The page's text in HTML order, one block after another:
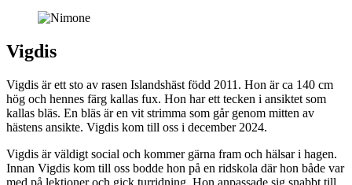
Vigdis
Vigdis är ett sto av rasen Islandshäst född 2011. Hon är ca 140 cm
hög och hennes färg kallas fux. Hon har ett tecken i ansiktet som
kallas bläs. En bläs är en vit strimma som går genom mitten av
hästens ansikte. Vigdis kom till oss i december 2024.
Vigdis är väldigt social och kommer gärna fram och hälsar i hagen.
Innan Vigdis kom till oss bodde hon på en ridskola där hon både var